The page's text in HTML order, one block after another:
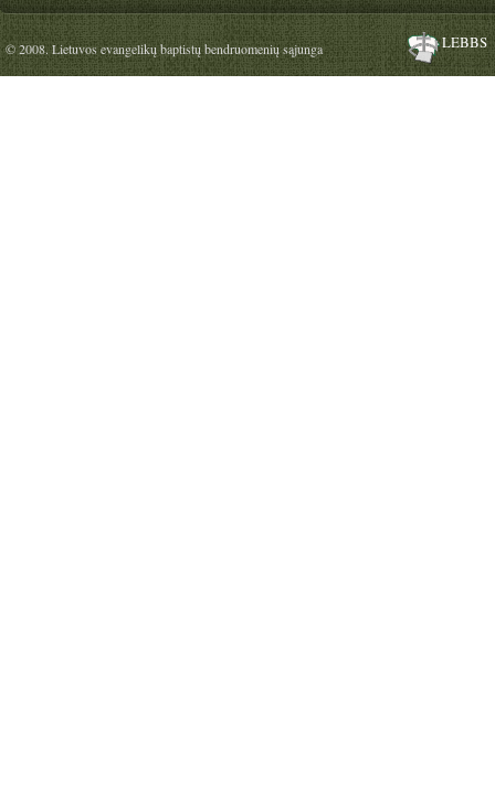
© 2008. Lietuvos evangelikų baptistų bendruomenių sąjunga LEBBS